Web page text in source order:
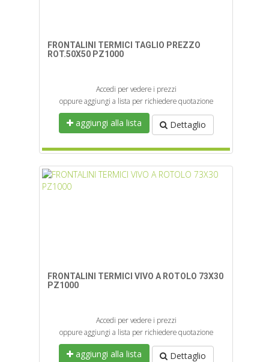
FRONTALINI TERMICI TAGLIO PREZZO
ROT.50X50 PZ1000
Accedi per vedere i prezzi
oppure aggiungi a lista per richiedere quotazione
aggiungi alla lista Dettaglio
FRONTALINI TERMICI VIVO A ROTOLO 73X30
PZ1000
Accedi per vedere i prezzi
oppure aggiungi a lista per richiedere quotazione
aggiungi alla lista Dettaglio